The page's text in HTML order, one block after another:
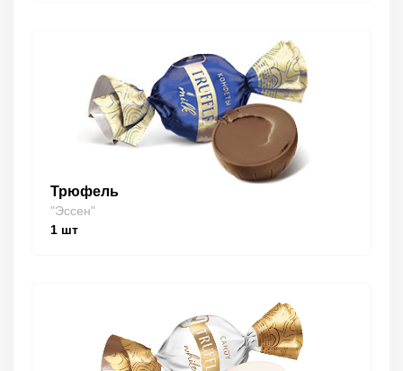
Трюфель
"Эссен"
1 шт